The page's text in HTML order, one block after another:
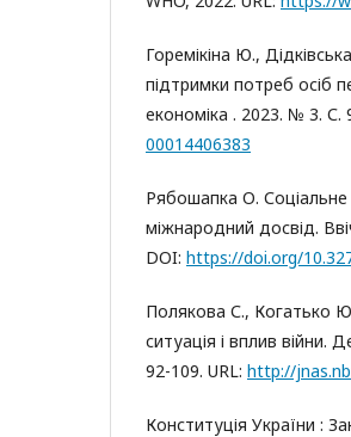
Горемікіна Ю.,
підтримки потреб осіб
економіка . 2023. № 3. С.
00014406383
Рябошапка О. Соціальне
міжнародний досвід.
DOI: https://doi.org/
Полякова С., Когатько Ю.
ситуація і вплив війни.
92-109. URL: http://
Конституція України :